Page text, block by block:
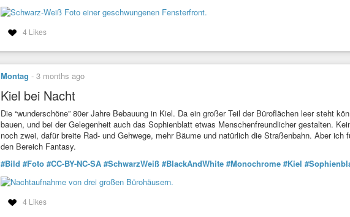
4 Likes
Montag - 3 months ago
Kiel bei Nacht
Die “wunderschöne” 80er Jahre Bebauung in Kiel. Da ein großer Teil der Büroflächen leer steht
bauen, und bei der Gelegenheit auch das Sophienblatt etwas Menschenfreundlicher gestalten.
noch zwei, dafür breite Rad- und Gehwege, mehr Bäume und natürlich die Straßenbahn. Aber
den Bereich Fantasy.
#Bild #Foto #CC-BY-NC-SA #SchwarzWeiß #BlackAndWhite #Monochrome #Kiel
4 Likes